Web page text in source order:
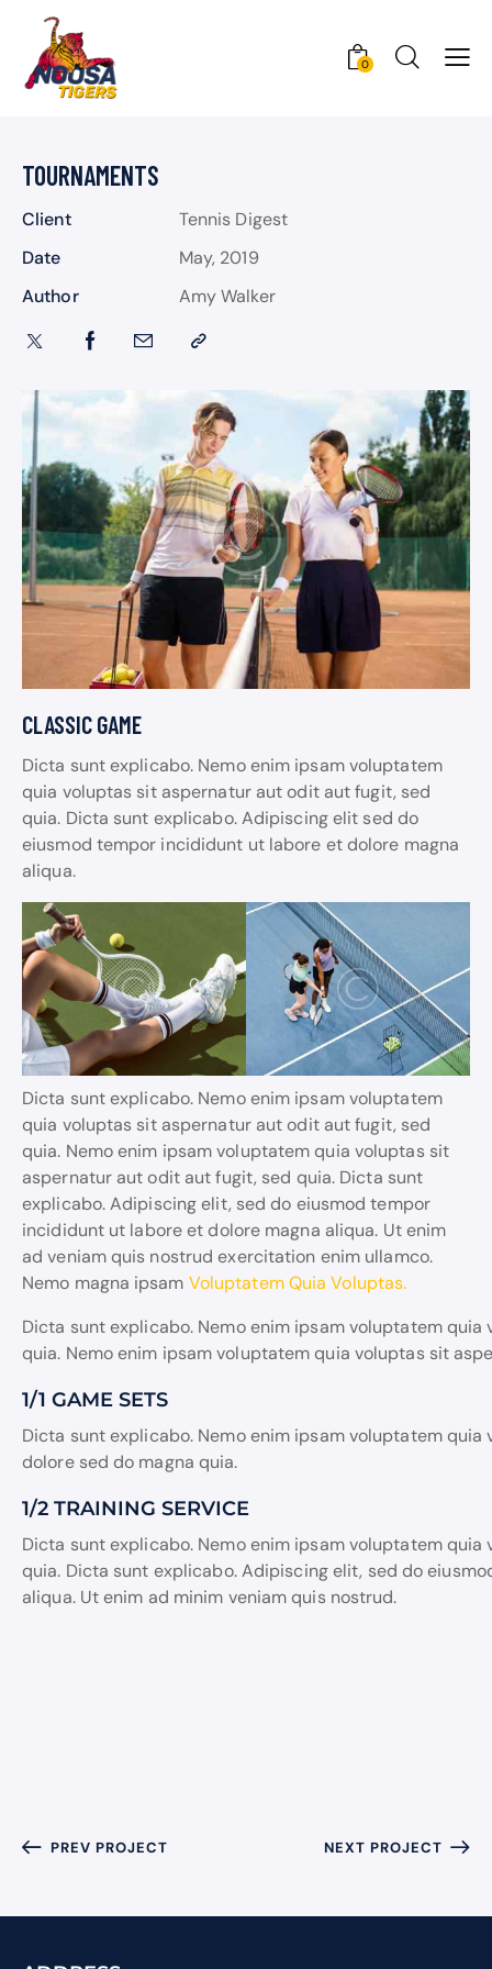
0
TOURNAMENTS
Client
Tennis Digest
Date
May, 2019
Author
Amy Walker
CLASSIC GAME
Dicta sunt explicabo. Nemo enim ipsam voluptatem
quia voluptas sit aspernatur aut odit aut fugit, sed
quia. Dicta sunt explicabo. Adipiscing elit sed do
eiusmod tempor incididunt ut labore et dolore magna
aliqua.
Dicta sunt explicabo. Nemo enim ipsam voluptatem
quia voluptas sit aspernatur aut odit aut fugit, sed
quia. Nemo enim ipsam voluptatem quia voluptas sit
aspernatur aut odit aut fugit, sed quia. Dicta sunt
explicabo. Adipiscing elit, sed do eiusmod tempor
incididunt ut labore et dolore magna aliqua. Ut enim
ad veniam quis nostrud exercitation enim ullamco.
Nemo magna ipsam Voluptatem Quia Voluptas.
Dicta sunt explicabo. Nemo enim ipsam voluptatem
quia. Nemo enim ipsam voluptatem quia voluptas sit
1/1 GAME SETS
Dicta sunt explicabo. Nemo enim ipsam voluptatem
dolore sed do magna quia.
1/2 TRAINING SERVICE
Dicta sunt explicabo. Nemo enim ipsam voluptatem
quia. Dicta sunt explicabo. Adipiscing elit, sed do
aliqua. Ut enim ad minim veniam quis nostrud.
PREV PROJECT NEXT PROJECT